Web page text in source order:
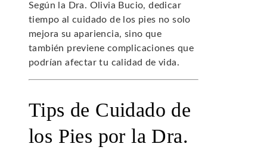
Según la Dra. Olivia Bucio, dedicar
tiempo al cuidado de los pies no solo
mejora su apariencia, sino que
también previene complicaciones que
podrían afectar tu calidad de vida.
Tips de Cuidado de
los Pies por la Dra.